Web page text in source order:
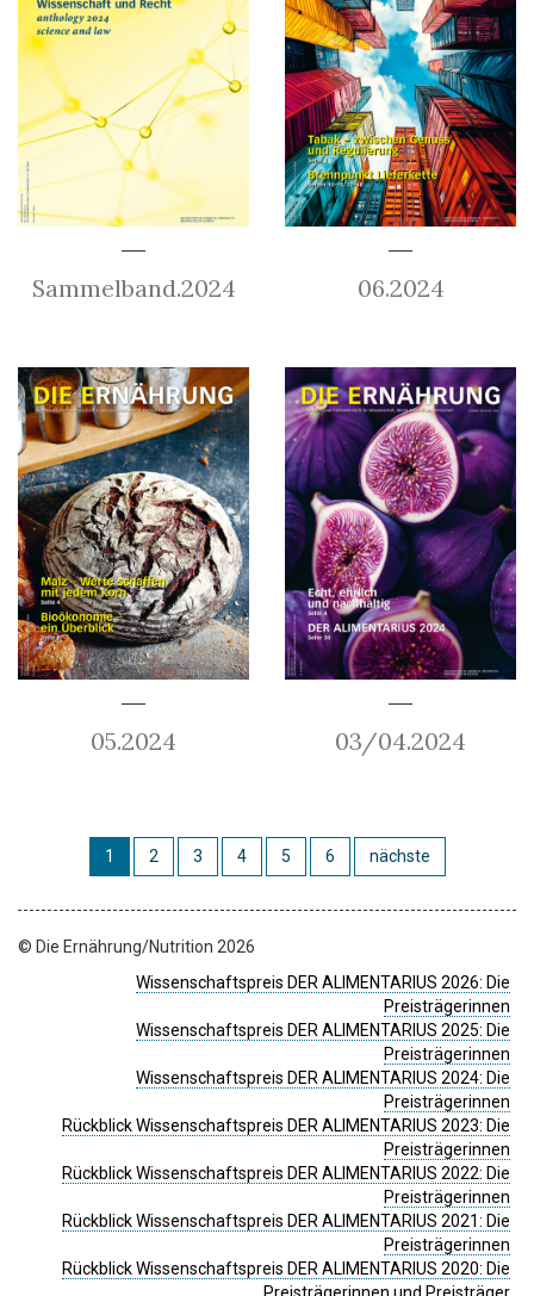
Sammelband.2024 06.2024
05.2024 03/04.2024
1 2 3 4 5 6 nächste
© Die Ernährung/Nutrition 2026
Wissenschaftspreis DER ALIMENTARIUS 2026: Die
Preisträgerinnen
Wissenschaftspreis DER ALIMENTARIUS 2025: Die
Preisträgerinnen
Wissenschaftspreis DER ALIMENTARIUS 2024: Die
Preisträgerinnen
Rückblick Wissenschaftspreis DER ALIMENTARIUS 2023: Die
Preisträgerinnen
Rückblick Wissenschaftspreis DER ALIMENTARIUS 2022: Die
Preisträgerinnen
Rückblick Wissenschaftspreis DER ALIMENTARIUS 2021: Die
Preisträgerinnen
Rückblick Wissenschaftspreis DER ALIMENTARIUS 2020: Die